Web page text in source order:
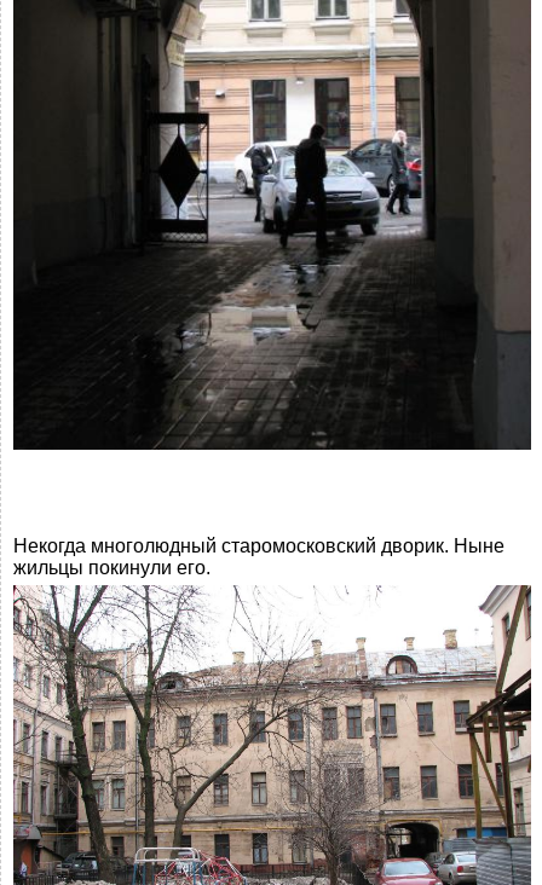
Некогда многолюдный старомосковский дворик. Ныне
жильцы покинули его.